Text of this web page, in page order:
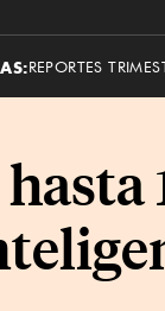
REPORTES